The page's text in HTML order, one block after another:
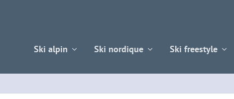
Ski alpin Ski nordique Ski freestyle